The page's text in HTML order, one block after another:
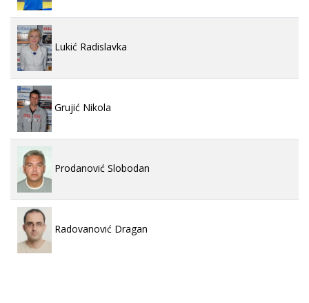
Lukić Radislavka
Grujić Nikola
Prodanović Slobodan
Radovanović Dragan